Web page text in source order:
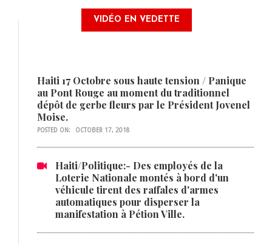
VIDÉO EN VEDETTE
Haiti 17 Octobre sous haute tension / Panique
au Pont Rouge au moment du traditionnel
dépôt de gerbe fleurs par le Président Jovenel
Moise.
POSTED ON: OCTOBER 17, 2018
Haiti/Politique:- Des employés de la
Loterie Nationale montés à bord d'un
véhicule tirent des raffales d'armes
automatiques pour disperser la
manifestation à Pétion Ville.